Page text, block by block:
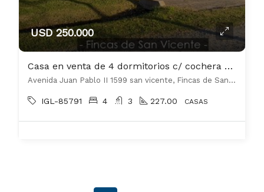
USD 250.000
Casa en venta de 4 dormitorios c/ cochera en Fincas de San Vicente
Avenida Juan Pablo II 1599 san vicente, Fincas de San Vicente, San Vicente
IGL-85791 4 3 227.00 CASAS